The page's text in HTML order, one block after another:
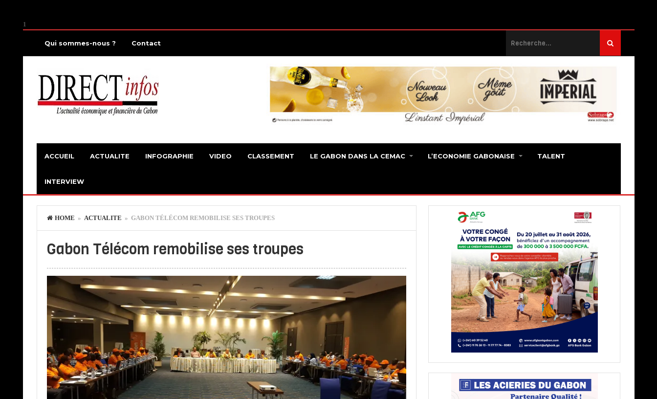
1
Qui sommes-nous ? Contact
ACCUEIL ACTUALITE INFOGRAPHIE VIDEO CLASSEMENT LE GABON DANS LA CEMAC L’ECONOMIE GABONAISE TALENT
INTERVIEW
HOME » ACTUALITE » GABON TÉLÉCOM REMOBILISE SES TROUPES
Gabon Télécom remobilise ses troupes